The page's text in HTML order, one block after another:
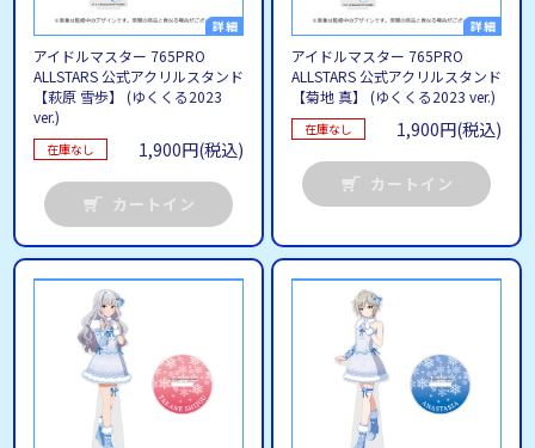
アイドルマスター 765PRO
ALLSTARS 公式アクリルスタンド
【萩原 雪歩】 (ゆくくる2023
ver.)
在庫なし 1,900円(税込)
カートイン
アイドルマスター 765PRO
ALLSTARS 公式アクリルスタンド
【菊地 真】 (ゆくくる2023 ver.)
在庫なし 1,900円(税込)
カートイン